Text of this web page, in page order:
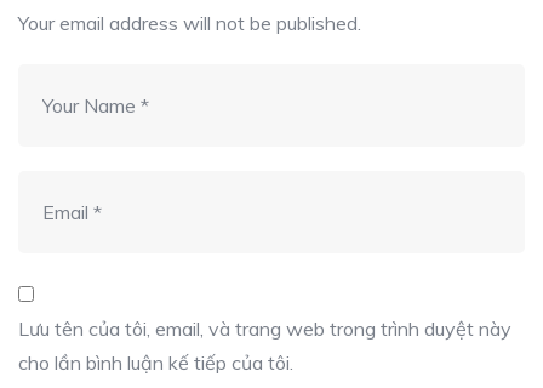
Your email address will not be published.
Lưu tên của tôi, email, và trang web trong trình duyệt này
cho lần bình luận kế tiếp của tôi.